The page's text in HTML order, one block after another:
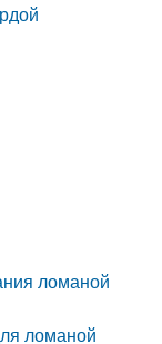
ломаной
ломаной